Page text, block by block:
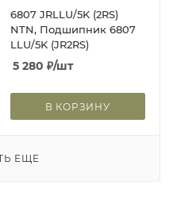
6807 JRLLU/5K (2RS)
NTN, Подшипник 6807
LLU/5K (JR2RS)
5 280 ₽/шт
В КОРЗИНУ
ЕЩЕ